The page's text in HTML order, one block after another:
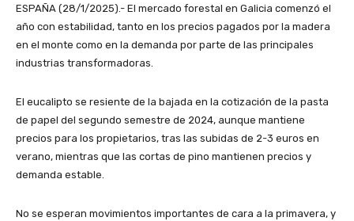
ESPAÑA (28/1/2025).- El mercado forestal en Galicia comenzó el
año con estabilidad, tanto en los precios pagados por la madera
en el monte como en la demanda por parte de las principales
industrias transformadoras.
El eucalipto se resiente de la bajada en la cotización de la pasta
de papel del segundo semestre de 2024, aunque mantiene
precios para los propietarios, tras las subidas de 2-3 euros en
verano, mientras que las cortas de pino mantienen precios y
demanda estable.
No se esperan movimientos importantes de cara a la primavera, y